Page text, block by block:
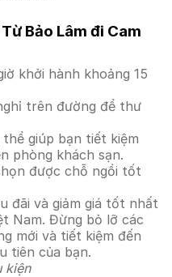
Bảo Lâm đi Cam
khởi hành khoảng 15
trên đường để thư
giúp bạn tiết kiệm
phòng khách sạn.
được chỗ ngồi tốt
đãi và giảm giá tốt nhất
Nam. Đừng bỏ lỡ các
mới và tiết kiệm đến
tiên của bạn.
kiện